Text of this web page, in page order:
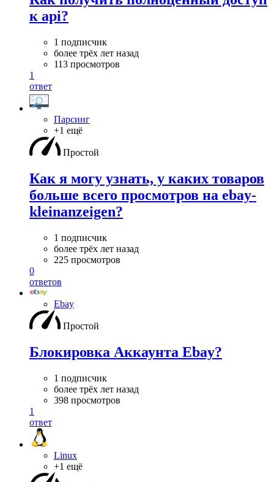
к api?
1 подписчик
более трёх лет назад
113 просмотров
1
ответ
Парсинг
+1 ещё
Простой
Как я могу узнать, у каких товаров
больше всего просмотров на ebay-
kleinanzeigen?
1 подписчик
более трёх лет назад
225 просмотров
0
ответов
Ebay
Простой
Блокировка Аккаунта Ebay?
1 подписчик
более трёх лет назад
398 просмотров
1
ответ
Linux
+1 ещё